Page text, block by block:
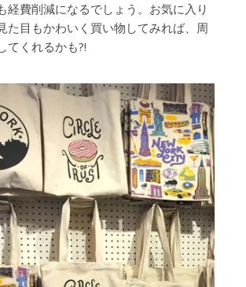
経費削減になるでしょう。お気に入り
た目もかわいく買い物してみれば、周
てくれるかも?!